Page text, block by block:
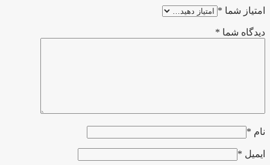
امتیاز شما *
دیدگاه شما *
نام *
ایمیل *